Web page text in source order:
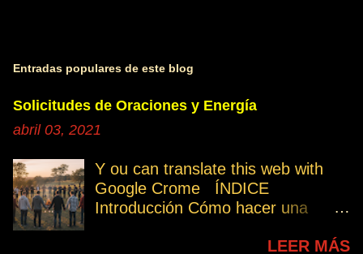
Entradas populares de este blog
Solicitudes de Oraciones y Energía
abril 03, 2021
Y ou can translate this web with
Google Crome ÍNDICE
Introducción Cómo hacer una
personales Desencarnados este
LEER MÁS